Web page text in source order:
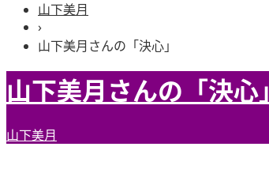
山下美月
›
山下美月さんの「決心」
山下美月さんの「決心」
山下美月